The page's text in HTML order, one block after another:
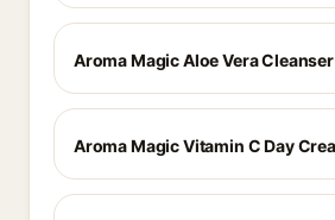
Aroma Magic Aloe Vera Cleanser
Aroma Magic Vitamin C Day